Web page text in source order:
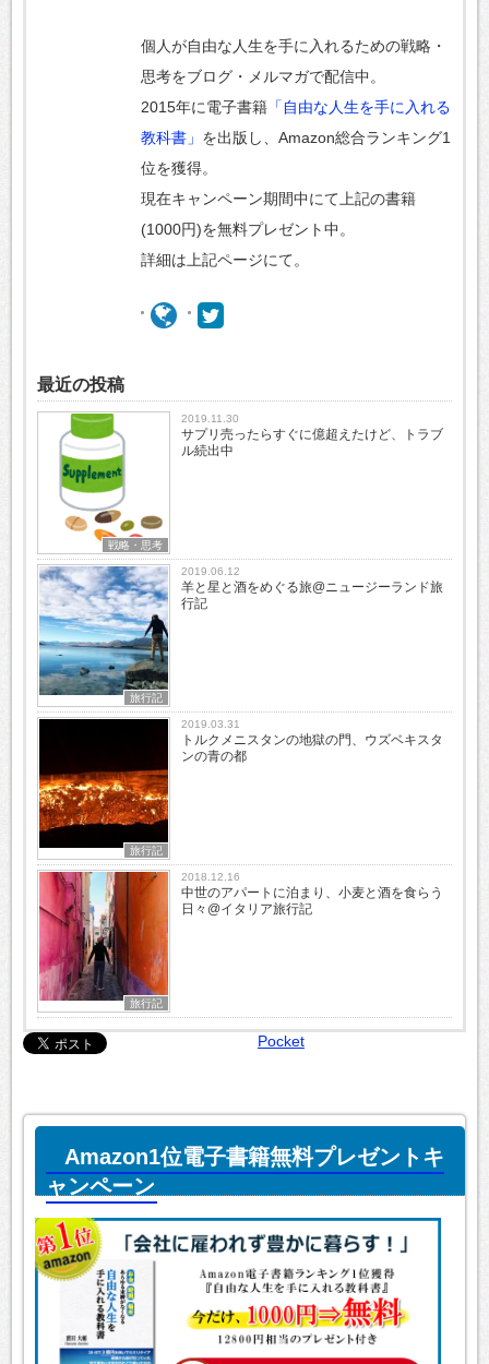
個人が自由な人生を手に入れるための戦略・
思考をブログ・メルマガで配信中。
2015年に電子書籍 「自由な人生を手に入れる
教科書」 を出版し、Amazon総合ランキング1
位を獲得。
現在キャンペーン期間中にて上記の書籍
(1000円)を無料プレゼント中。
詳細は上記ページにて。
最近の投稿
戦略・思考
2019.11.30
サプリ売ったらすぐに億超えたけど、トラブ
ル続出中
旅行記
2019.06.12
羊と星と酒をめぐる旅@ニュージーランド旅
行記
旅行記
2019.03.31
トルクメニスタンの地獄の門、ウズベキスタ
ンの青の都
旅行記
2018.12.16
中世のアパートに泊まり、小麦と酒を食らう
日々@イタリア旅行記
Pocket
Amazon1位電子書籍無料プレゼントキ
ャンペーン